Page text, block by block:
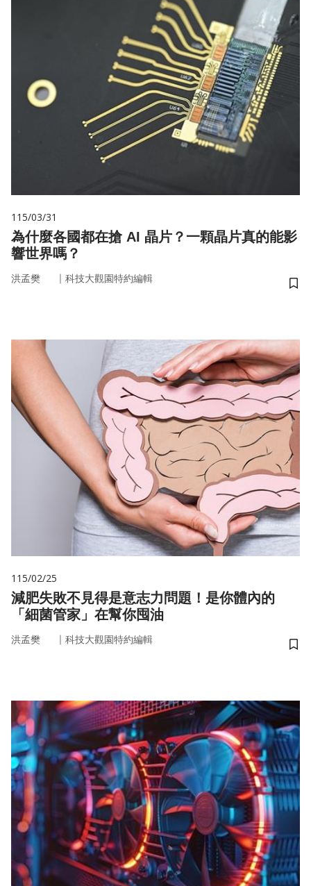
115/03/31
為什麼各國都在搶 AI 晶片？一顆晶片真的能影
響世界嗎？
洪孟樊 ｜ 科技大觀園特約編輯
儲
115/02/25
減肥失敗不見得是意志力問題！是你體內的
「細菌管家」在幫你囤油
洪孟樊 ｜ 科技大觀園特約編輯
儲